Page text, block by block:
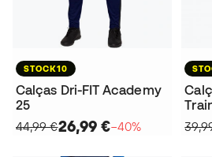
STOCK10
Calças Dri-FIT Academy
25
44,99 €26,99 €−40%